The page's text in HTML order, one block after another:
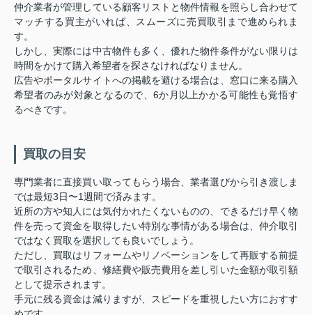
仲介業者が管理している顧客リストと物件情報を照らし合わせて
マッチする買主がいれば、スムーズに売買取引まで進められま
す。
しかし、実際には中古物件も多く、優れた物件条件がない限りは
時間をかけて購入希望者を探さなければなりません。
広告やポータルサイトへの掲載を避ける場合は、窓口に来る購入
希望者のみが対象となるので、6か月以上かかる可能性も覚悟す
るべきです。
買取の目安
専門業者に直接買い取ってもらう場合、業者選びから引き渡しま
では最短3日〜1週間で済みます。
近所の方や知人には気付かれたくないものの、できるだけ早く物
件を売って資金を取得したい特別な事情がある場合は、仲介取引
ではなく買取を選択しても良いでしょう。
ただし、買取はリフォームやリノベーションをして再販する前提
で取引されるため、修繕費や販売費用を差し引いた金額が取引額
として提示されます。
手元に残る資金は減りますが、スピードを重視したい方におすす